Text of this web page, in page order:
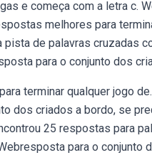
e começa com a letra c.
melhores para
pista de palavras cruzadas
para o conjunto dos
terminar qualquer jogo
dos criados a bordo, se
25 respostas para
para o conjunto